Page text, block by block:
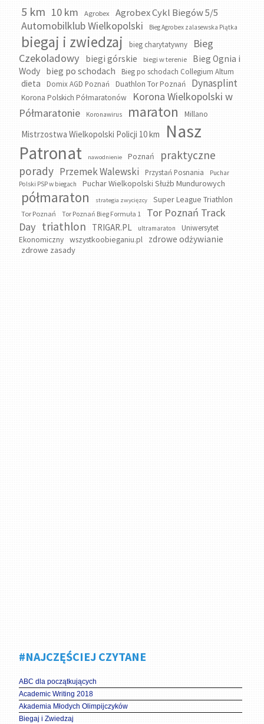
5 km 10 km Agrobex Agrobex Cykl Biegów 5/5
Automobilklub Wielkopolski Bieg Agrobex zalasewska Piątka
biegaj i zwiedzaj bieg charytatywny
Bieg
Czekoladowy
biegi górskie biegi w terenie
Bieg Ognia i
Wody bieg po schodach Bieg po schodach Collegium Altum
dieta Domix AGD Poznań Duathlon Tor Poznań Dynasplint
Korona Polskich Półmaratonów
Korona Wielkopolski w
Półmaratonie
Koronawirus maraton Millano
Mistrzostwa Wielkopolski Policji 10 km
Nasz
Patronat
nawodnienie Poznań
praktyczne
porady Przemek Walewski Przystań Posnania
Puchar
Polski PSP w biegach
Puchar Wielkopolski Służb Mundurowych
półmaraton strategia zwycięzcy Super League Triathlon
Tor Poznań Tor Poznań Bieg Formuła 1
Tor Poznań Track
Day triathlon TRIGAR.PL ultramaraton
Uniwersytet
Ekonomiczny
wszystkoobieganiu.pl zdrowe odżywianie
zdrowe zasady
#NAJCZĘŚCIEJ CZYTANE
ABC dla początkujących
Academic Writing 2018
Akademia Młodych Olimpijczyków
Biegaj i Zwiedzaj